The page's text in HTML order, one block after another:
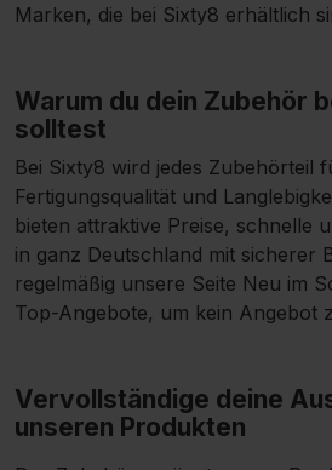
Marken, die bei Sixty8 erhältlich
Warum du dein Zubehör
solltest
Bei Sixty8 wird jedes Zubehörteil
Fertigungsqualität und
bieten attraktive Preise, schnelle
in ganz Deutschland mit sicherer
regelmäßig unsere Seite Neu im
Top-Angebote, um kein Angebot
Vervollständige deine
unseren Produkten